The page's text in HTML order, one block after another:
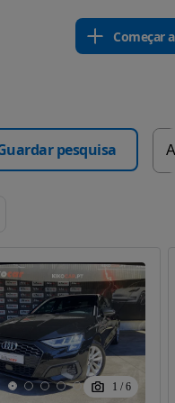
Começar
pesquisa
1 / 6